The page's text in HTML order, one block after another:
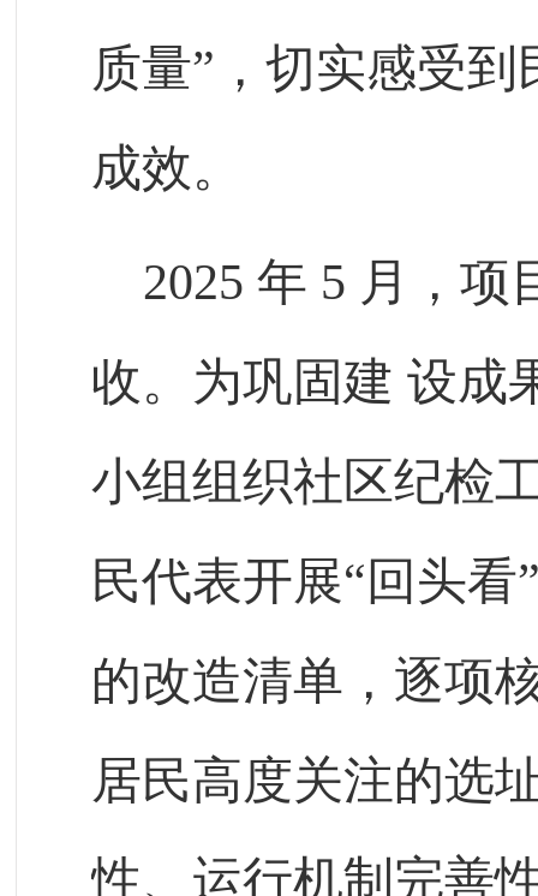
质量”，切实感受
成效。
2025 年 5 月，项
收。为巩固建 设成
小组组织社区纪检
民代表开展“回头
的改造清单，逐项
居民高度关注的选
性、运行机制完善